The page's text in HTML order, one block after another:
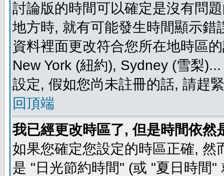
討論版的時間可以確定是沒有問
地方時, 就有可能發生時間顯示
資料裡面更改符合您所在地時區
New York (紐約), Sydney (雪梨
設定, 假如您尚未註冊的話, 請趕
回頂端
我已經更改時區了, 但是時間依然
如果您確定您設定的時區正確,
是 "日光節約時間" (或 "夏日時間